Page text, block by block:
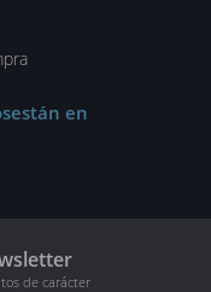
están en
de carácter